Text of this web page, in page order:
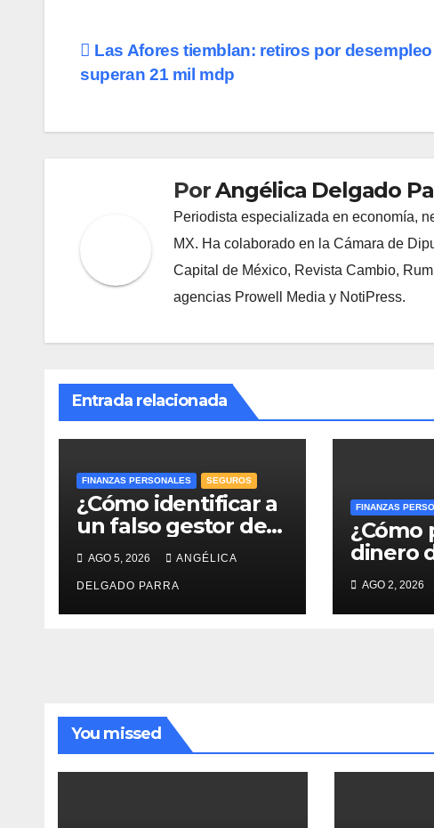
Navegación
de
entradas
Las Afores tiemblan: retiros por desempleo
superan 21 mil mdp
PorAngélica Delgado
Periodista especializada en economía,
MX. Ha colaborado en la Cámara de
Capital de México, Revista Cambio,
agencias Prowell Media y NotiPress.
Entrada relacionada
FINANZAS PERSONALES SEGUROS
¿Cómo identificar a
un falso gestor de
Afore y proteger el
ahorro para el
retiro?
AGO 5, 2026 ANGÉLICA
DELGADO PARRA
FINANZAS
¿Cómo
dinero
retiro?
evitar
gastos
AGO 2, 2026
You missed